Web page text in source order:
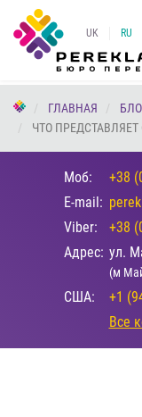
UK RU
ГЛАВНАЯ
ЧТО
Моб:
+38
E-mail:
Viber:
+38
Адрес: ул.
(м
США: +1
Все